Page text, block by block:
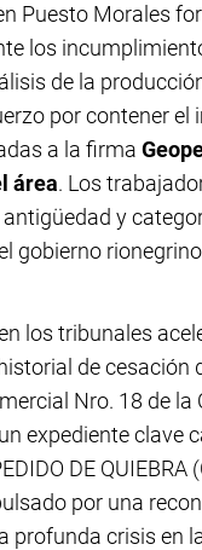
Puesto Morales
los
de la
por contener
a la firma
área. Los
y
gobierno
los tribunales
de cesación
Nro. 18 de
expediente clave
DE QUIEBRA
por una
profunda crisis en